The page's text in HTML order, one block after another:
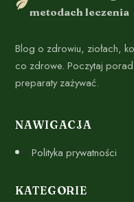
metodach leczenia
Blog o zdrowiu, ziołach,
co zdrowe. Poczytaj
preparaty zażywać.
NAWIGACJA
Polityka prywatności
KATEGORIE